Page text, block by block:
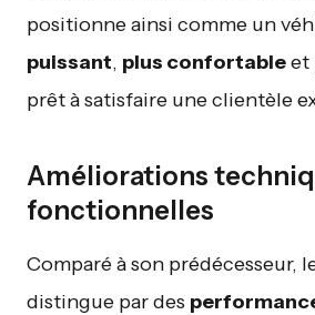
positionne ainsi comme un
puissant, plus confortableet
prêt à satisfaire une clientèle
Améliorations
fonctionnelles
Comparé à son prédécesseur,
distingue par des